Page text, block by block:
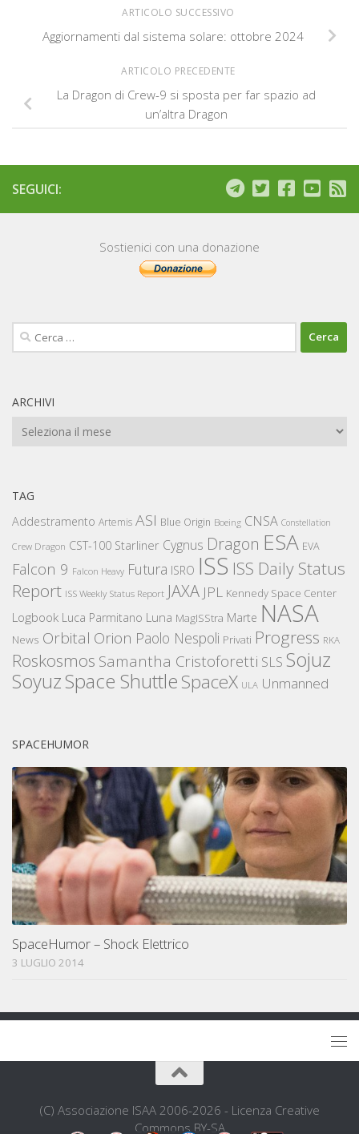
ARTICOLO SUCCESSIVO
Aggiornamenti dal sistema solare: ottobre 2024
ARTICOLO PRECEDENTE
La Dragon di Crew-9 si sposta per far spazio ad
un’altra Dragon
SEGUICI:
Sostienici con una donazione
Ricerca
per:
ARCHIVI
Archivi
TAG
Addestramento Artemis ASI Blue Origin Boeing CNSA Constellation
Crew Dragon CST-100 Starliner Cygnus Dragon ESA EVA
Falcon 9 Falcon Heavy Futura ISRO ISS ISS Daily Status
Report ISS Weekly Status Report JAXA JPL Kennedy Space Center
Logbook Luca Parmitano Luna MagISStra Marte NASA
News Orbital Orion Paolo Nespoli Privati Progress RKA
Roskosmos Samantha Cristoforetti SLS Sojuz
SoyuzSpace ShuttleSpaceX ULA Unmanned
SPACEHUMOR
SpaceHumor – Shock Elettrico
3 LUGLIO 2014
(C) Associazione ISAA 2006-2026 - Licenza Creative
Commons BY-SA